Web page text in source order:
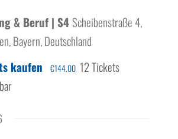
& Beruf | S4 Scheibenstraße 4,
Bayern, Deutschland
kaufen
€144.00 12 Tickets